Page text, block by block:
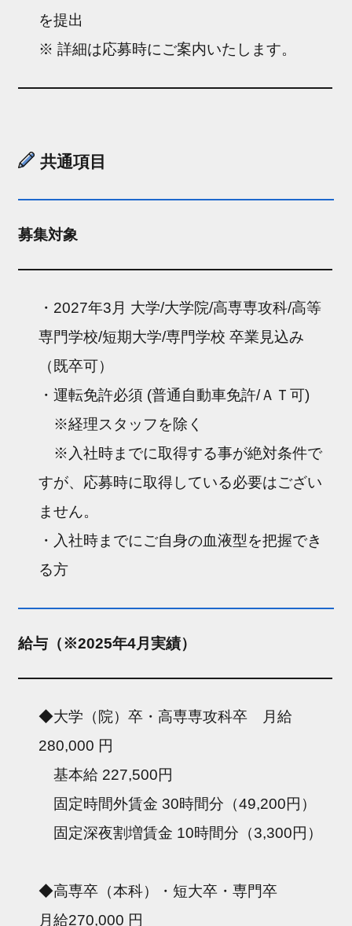
を提出
※ 詳細は応募時にご案内いたします。
共通項目
募集対象
・2027年3月 大学/大学院/高専専攻科/高等
専門学校/短期大学/専門学校 卒業見込み
（既卒可）
・運転免許必須 (普通自動車免許/ＡＴ可)
※経理スタッフを除く
※入社時までに取得する事が絶対条件で
すが、応募時に取得している必要はござい
ません。
・入社時までにご自身の血液型を把握でき
る方
給与（※2025年4月実績）
◆大学（院）卒・高専専攻科卒 月給
280,000 円
基本給 227,500円
固定時間外賃金 30時間分（49,200円）
固定深夜割増賃金 10時間分（3,300円）
◆高専卒（本科）・短大卒・専門卒
月給270,000 円